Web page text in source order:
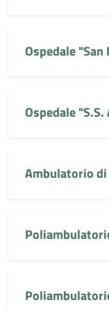
Ospedale
Ospedale
Ambulatorio di